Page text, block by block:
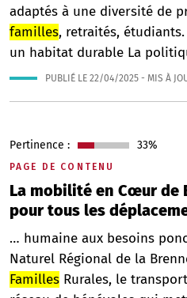
adaptés à une diversité de
familles, retraités,
un habitat durable La
PUBLIÉ LE 22/04/2025 - MIS À
PAGE DE CONTENU
La mobilité en Cœur de
pour tous les
Pertinence : 33%
… humaine aux besoins
Naturel Régional de la
Familles Rurales, le